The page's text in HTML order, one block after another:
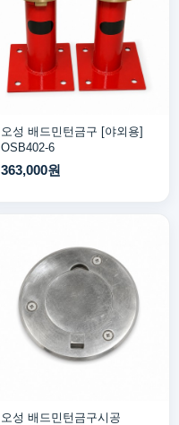
오성 배드민턴금구 [야외용]
OSB402-6
363,000원
오성 배드민턴금구시공